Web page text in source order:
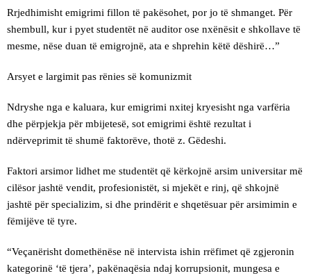
Rrjedhimisht emigrimi fillon të pakësohet, por jo të shmanget. Për
shembull, kur i pyet studentët në auditor ose nxënësit e shkollave të
mesme, nëse duan të emigrojnë, ata e shprehin këtë dëshirë…”
Arsyet e largimit pas rënies së komunizmit
Ndryshe nga e kaluara, kur emigrimi nxitej kryesisht nga varfëria
dhe përpjekja për mbijetesë, sot emigrimi është rezultat i
ndërveprimit të shumë faktorëve, thotë z. Gëdeshi.
Faktori arsimor lidhet me studentët që kërkojnë arsim universitar më
cilësor jashtë vendit, profesionistët, si mjekët e rinj, që shkojnë
jashtë për specializim, si dhe prindërit e shqetësuar për arsimimin e
fëmijëve të tyre.
“Veçanërisht domethënëse në intervista ishin rrëfimet që zgjeronin
kategorinë ‘të tjera’, pakënaqësia ndaj korrupsionit, mungesa e